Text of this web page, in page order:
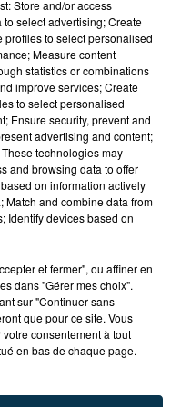
20h16
20h16
Store and/or access
select advertising; Create
to select personalised
Measure content
statistics or combinations
improve services; Create
to select personalised
Ensure security, prevent and
advertising and content;
technologies may
and browsing data to offer
on information actively
and combine data from
Identify devices based on
et fermer", ou affiner en
dans "Gérer mes choix".
sur "Continuer sans
que pour ce site. Vous
consentement à tout
en bas de chaque page.